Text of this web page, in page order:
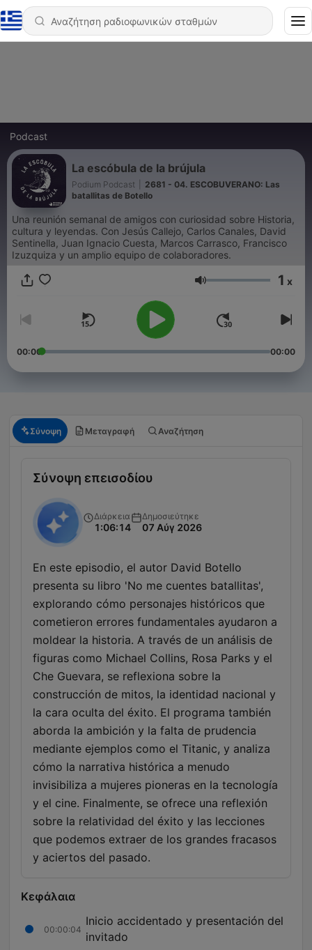
Podcast
La escóbula de la brújula
Podium Podcast
2681 - 04. ESCOBUVERANO: Las
batallitas de Botello
Una reunión semanal de amigos con curiosidad sobre Historia,
cultura y leyendas. Con Jesús Callejo, Carlos Canales, David
Sentinella, Juan Ignacio Cuesta, Marcos Carrasco, Francisco
Izuzquiza y un amplio equipo de colaboradores.
Ένταση 1 x
00:00 00:00
Σύνοψη Μεταγραφή Αναζήτηση
Σύνοψη επεισοδίου
Διάρκεια
1:06:14
Δημοσιεύτηκε
07 Αύγ 2026
En este episodio, el autor David Botello
presenta su libro 'No me cuentes batallitas',
explorando cómo personajes históricos que
cometieron errores fundamentales ayudaron a
moldear la historia. A través de un análisis de
figuras como Michael Collins, Rosa Parks y el
Che Guevara, se reflexiona sobre la
construcción de mitos, la identidad nacional y
la cara oculta del éxito. El programa también
aborda la ambición y la falta de prudencia
mediante ejemplos como el Titanic, y analiza
cómo la narrativa histórica a menudo
invisibiliza a mujeres pioneras en la tecnología
y el cine. Finalmente, se ofrece una reflexión
sobre la relatividad del éxito y las lecciones
que podemos extraer de los grandes fracasos
y aciertos del pasado.
Κεφάλαια
00:00:04
Inicio accidentado y presentación del
invitado